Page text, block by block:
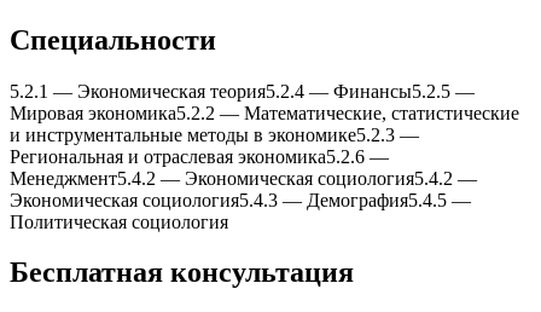
Специальности
5.2.1 — Экономическая теория5.2.4 — Финансы5.2.5 —
Мировая экономика5.2.2 — Математические, статистические
и инструментальные методы в экономике5.2.3 —
Региональная и отраслевая экономика5.2.6 —
Менеджмент5.4.2 — Экономическая социология5.4.2 —
Экономическая социология5.4.3 — Демография5.4.5 —
Политическая социология
Бесплатная консультация